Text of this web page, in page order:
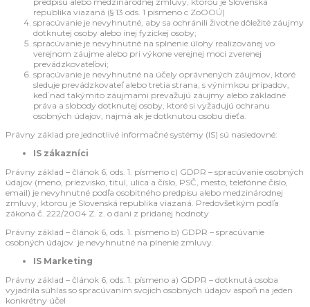
republika viazaná (§ 13 ods. 1 písmeno c ZoOOÚ)
spracúvanie je nevyhnutné, aby sa ochránili životne dôležité záujmy
dotknutej osoby alebo inej fyzickej osoby;
spracúvanie je nevyhnutné na splnenie úlohy realizovanej vo
verejnom záujme alebo pri výkone verejnej moci zverenej
prevádzkovateľovi;
spracúvanie je nevyhnutné na účely oprávnených záujmov, ktoré
sleduje prevádzkovateľ alebo tretia strana, s výnimkou prípadov,
keď nad takýmito záujmami prevažujú záujmy alebo základné
práva a slobody dotknutej osoby, ktoré si vyžadujú ochranu
osobných údajov, najmä ak je dotknutou osobu dieťa.
Právny základ pre jednotlivé informačné systémy (IS) sú nasledovné:
IS zákazníci
Právny základ – článok 6, ods. 1. písmeno c) GDPR – spracúvanie osobných
údajov (meno, priezvisko, titul, ulica a číslo, PSČ, mesto, telefónne číslo,
email) je nevyhnutné podľa osobitného predpisu alebo medzinárodnej
zmluvy, ktorou je Slovenská republika viazaná. Predovšetkým podľa
zákona č. 222/2004 Z. z. o dani z pridanej hodnoty
Právny základ – článok 6, ods. 1. písmeno b) GDPR – spracúvanie
osobných údajov je nevyhnutné na plnenie zmluvy.
IS Marketing
Právny základ – článok 6, ods. 1. písmeno a) GDPR – dotknutá osoba
vyjadrila súhlas so spracúvaním svojich osobných údajov aspoň na jeden
konkrétny účel